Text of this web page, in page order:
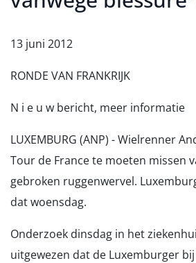
13 juni 2012
RONDE VAN FRANKRIJK
N i e u w bericht, meer informatie
LUXEMBURG (ANP) - Wielrenner
Tour de France te moeten missen
gebroken ruggenwervel.
dat woensdag.
Onderzoek dinsdag in het
uitgewezen dat de Luxemburger